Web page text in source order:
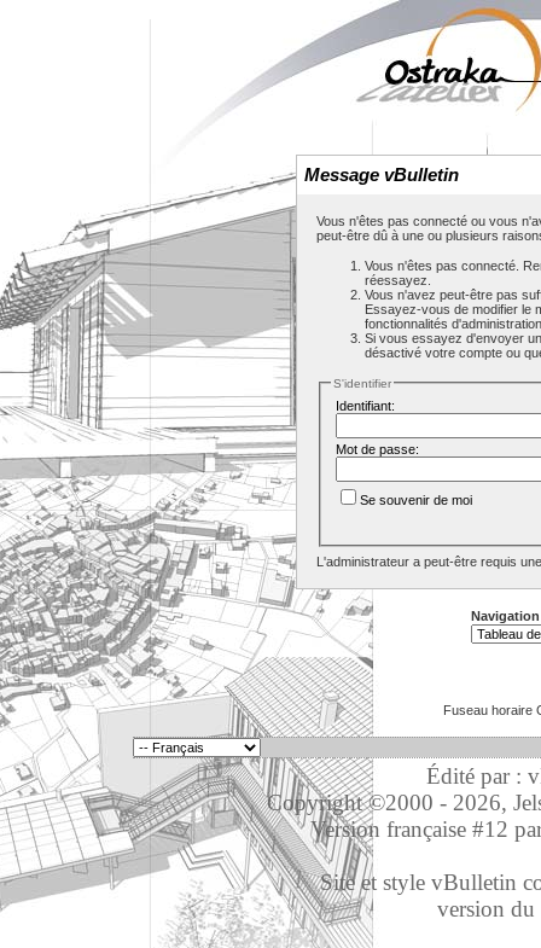
Message vBulletin
Vous n'êtes pas connecté ou vous
peut-être dû à une ou plusieurs
Vous n'êtes pas connecté.
réessayez.
Vous n'avez peut-être pas
Essayez-vous de modifier le
fonctionnalités
Si vous essayez d'envoyer
désactivé votre compte ou
S'identifier
Identifiant:
Mot de passe:
Se souvenir de moi
L'administrateur a peut-être requis
Fuseau horaire
Édité par :
Copyright ©2000 - 2026,
Version française #12
Site et style vBulletin
version